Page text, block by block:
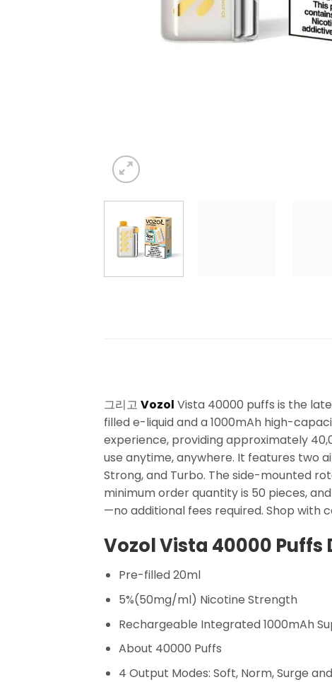
그리고 Vozol Vista 40000 puffs is the
filled e-liquid and a 1000mAh high-
experience, providing approximately
use anytime, anywhere. It features two
Strong, and Turbo. The side-mounted
minimum order quantity is 50 pieces,
—no additional fees required. Shop with
Vozol Vista 40000 Puffs
Pre-filled 20ml
5%(50mg/ml) Nicotine Strength
Rechargeable Integrated 1000mAh
About 40000 Puffs
4 Output Modes: Soft, Norm, Surge